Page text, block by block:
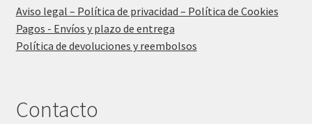
Aviso legal – Política de privacidad – Política de Cookies
Pagos - Envíos y plazo de entrega
Política de devoluciones y reembolsos
Contacto